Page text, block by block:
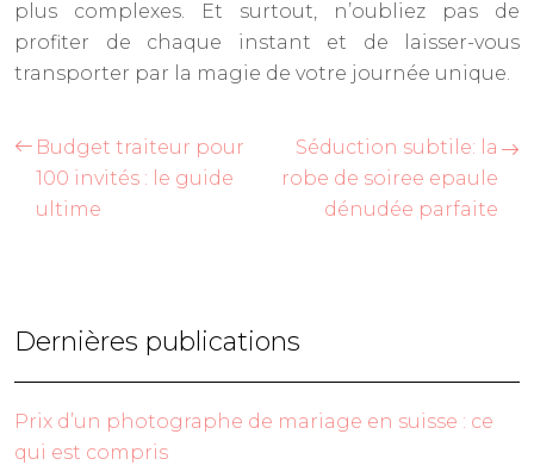
plus complexes. Et surtout, n’oubliez pas de
profiter de chaque instant et de laisser-vous
transporter par la magie de votre journée unique.
Budget traiteur pour
100 invités : le guide
ultime
Séduction subtile: la
robe de soiree epaule
dénudée parfaite
Dernières publications
Prix d’un photographe de mariage en suisse : ce
qui est compris